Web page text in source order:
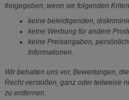
freigegeben, wenn sie folgenden
keine beleidigenden,
keine Werbung für andere
keine Preisangaben,
Informationen.
Wir behalten uns vor, Bewertungen,
Recht verstoßen, ganz oder teilweise
zu entfernen.